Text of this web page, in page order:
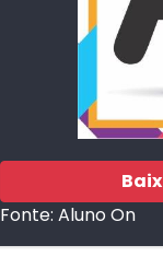
Fonte: Aluno On